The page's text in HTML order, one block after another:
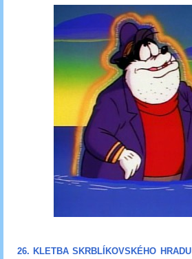
26. KLETBA SKRBLÍKOVSKÉHO HRADU